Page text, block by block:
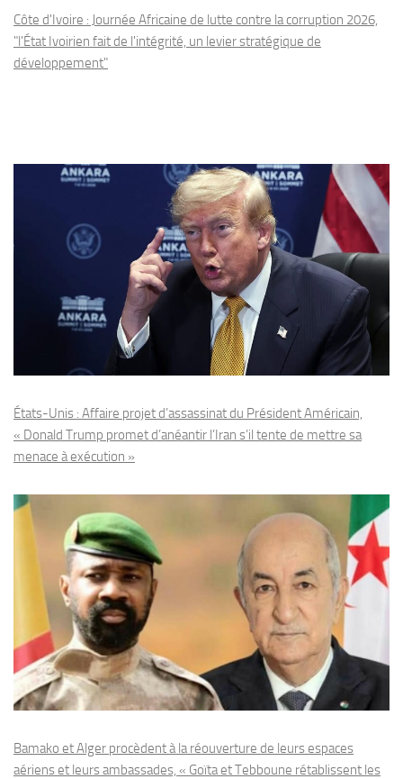
Côte d'Ivoire : Journée Africaine de lutte contre la corruption 2026,
"l'État Ivoirien fait de l'intégrité, un levier stratégique de
développement"
États-Unis : Affaire projet d’assassinat du Président Américain,
« Donald Trump promet d’anéantir l’Iran s’il tente de mettre sa
menace à exécution »
Bamako et Alger procèdent à la réouverture de leurs espaces
aériens et leurs ambassades, « Goïta et Tebboune rétablissent les